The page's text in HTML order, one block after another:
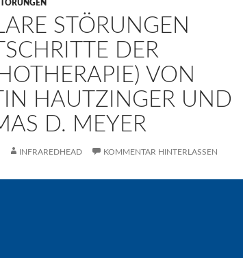
STÖRUNGEN
DER
VON
HAUTZINGER UND
D. MEYER
INFRAREDHEAD KOMMENTAR HINTERLASSEN